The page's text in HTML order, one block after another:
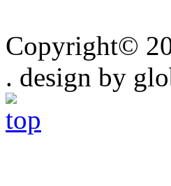
Copyright©
. design by